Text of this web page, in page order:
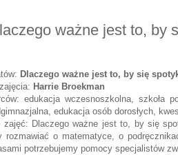
ważne jest to, by
Dlaczego ważne jest to, by się
Harrie Broekman
edukacja wczesnoszkolna, szkoła
edukacja osób dorosłych,
zajęć: Dlaczego ważne jest to, by się
rozmawiać o matematyce, o
potrzebujemy pomocy specjalistów